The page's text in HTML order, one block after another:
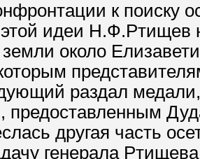
к поиску
идеи Н.Ф.Ртищев
около
раздал
предоставленным
другая часть
генерала